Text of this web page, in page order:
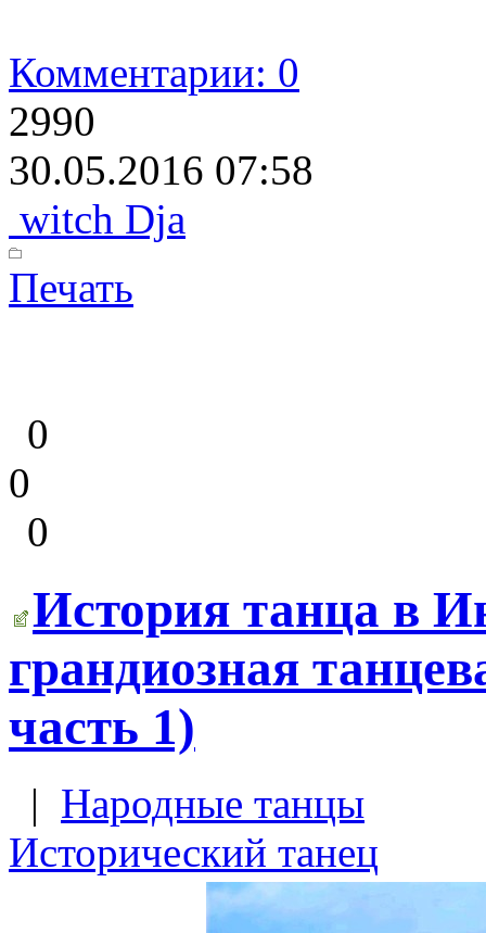
Комментарии: 0
2990
30.05.2016 07:58
witch Dja
Печать
0
0
0
История танца в
грандиозная
часть 1)
| Народные танцы
Исторический танец